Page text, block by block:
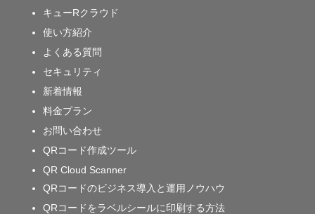
キューRクラウド
使い方紹介
よくある質問
セキュリティ
新着情報
料金プラン
お問い合わせ
QRコード作成ツール
QR Cloud Scanner
QRコードのビジネス導入と運用ノウハウ
QRコードをラベルシールに印刷する方法